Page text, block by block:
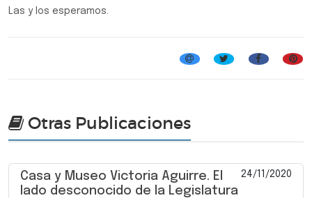
Las y los esperamos.
Otras Publicaciones
Casa y Museo Victoria Aguirre. El
lado desconocido de la Legislatura
24/11/2020